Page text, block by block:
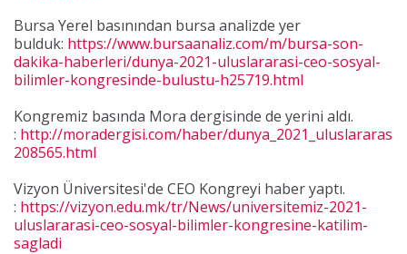
Bursa Yerel basınından bursa analizde yer
bulduk: https://www.bursaanaliz.com/m/bursa-son-
dakika-haberleri/dunya-2021-uluslararasi-ceo-sosyal-
bilimler-kongresinde-bulustu-h25719.html
Kongremiz basında Mora dergisinde de yerini aldı.
: http://moradergisi.com/haber/
208565.html
Vizyon Üniversitesi'de CEO Kongreyi haber yaptı.
: https://vizyon.edu.mk/tr/News/universitemiz-2021-
uluslararasi-ceo-sosyal-bilimler-kongresine-katilim-
sagladi